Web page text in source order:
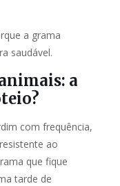
a grama
saudável.
a
com frequência,
ao
que fique
tarde de